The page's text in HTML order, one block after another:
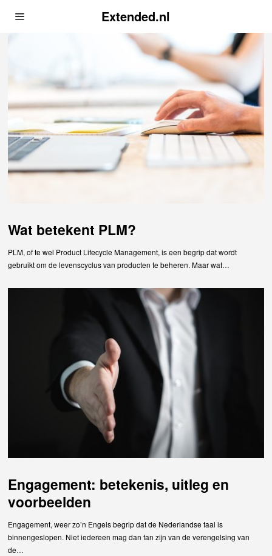
Extended.nl
Wat betekent PLM?
PLM, of te wel Product Lifecycle Management, is een begrip dat wordt
gebruikt om de levenscyclus van producten te beheren. Maar wat…
Engagement: betekenis, uitleg en
voorbeelden
Engagement, weer zo’n Engels begrip dat de Nederlandse taal is
binnengeslopen. Niet iedereen mag dan fan zijn van de verengelsing van
de…